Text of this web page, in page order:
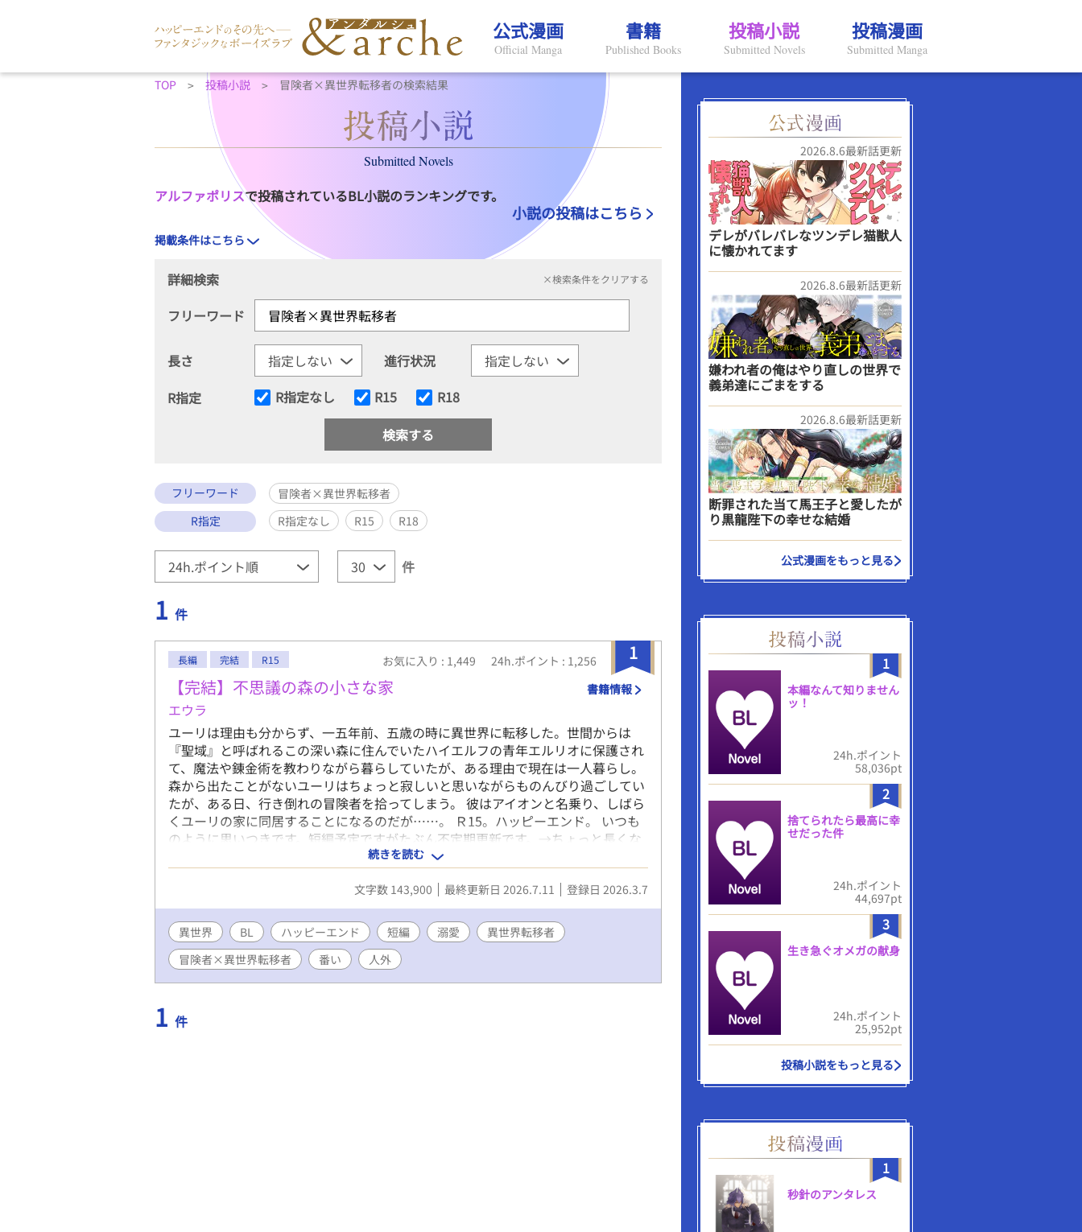
公式漫画
Official Manga
書籍
Published Books
投稿小説
Submitted Novels
投稿漫画
Submitted Manga
TOP 投稿小説 冒険者×異世界転移者の検索結果
Submitted Novels
アルファポリスで投稿されているBL小説のランキングです。
小説の投稿はこちら
掲載条件はこちら
詳細検索 ×検索条件をクリアする
フリーワード
長さ
進行状況
R指定
R指定なし R15 R18
フリーワード
冒険者×異世界転移者
R指定
R指定なし R15 R18
件
1 件
1
長編 完結 R15 お気に入り : 1,449 24h.ポイント : 1,256
【完結】不思議の森の小さな家
エウラ
書籍情報
ユーリは理由も分からず、一五年前、五歳の時に異世界に転移した。世間からは
『聖域』と呼ばれるこの深い森に住んでいたハイエルフの青年エルリオに保護され
て、魔法や錬金術を教わりながら暮らしていたが、ある理由で現在は一人暮らし。
森から出たことがないユーリはちょっと寂しいと思いながらものんびり過ごしてい
たが、ある日、行き倒れの冒険者を拾ってしまう。 彼はアイオンと名乗り、しばら
くユーリの家に同居することになるのだが……。 Ｒ15。ハッピーエンド。 いつも
のように思いつきです。短編予定ですがたぶん不定期更新です。→ちょっと長くな
ったので長編に変更しますが、そんなに長くはならないと思います。 ※番外編も終
わって、完結しました。読んでくださってありがとうございます！
続きを読む
文字数 143,900 最終更新日 2026.7.11 登録日 2026.3.7
異世界 BL ハッピーエンド 短編 溺愛
異世界転移者
冒険者×異世界転移者
番い 人外
1 件
2026.8.6最新話更新
デレがバレバレなツンデレ猫獣人
に懐かれてます
2026.8.6最新話更新
嫌われ者の俺はやり直しの世界で
義弟達にごまをする
2026.8.6最新話更新
断罪された当て馬王子と愛したが
り黒龍陛下の幸せな結婚
公式漫画をもっと見る
1
本編なんて知りません
ッ！
24h.ポイント
58,036pt
2
捨てられたら最高に幸
せだった件
24h.ポイント
44,697pt
3
生き急ぐオメガの献身
24h.ポイント
25,952pt
投稿小説をもっと見る
1
秒針のアンタレス